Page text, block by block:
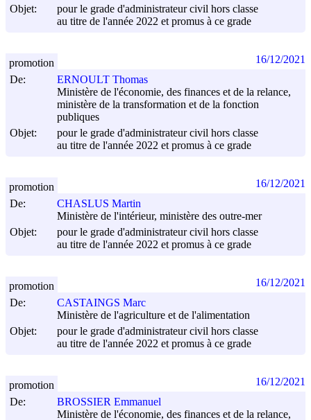
Objet:
pour le grade d'administrateur civil hors classe
au titre de l'année 2022 et promus à ce grade
De:
ERNOULT Thomas
Ministère de l'économie, des finances et de la relance,
ministère de la transformation et de la fonction
publiques
Objet:
pour le grade d'administrateur civil hors classe
au titre de l'année 2022 et promus à ce grade
promotion 16/12/2021
De:
CHASLUS Martin
Ministère de l'intérieur, ministère des outre-mer
Objet:
pour le grade d'administrateur civil hors classe
au titre de l'année 2022 et promus à ce grade
promotion 16/12/2021
De:
CASTAINGS Marc
Ministère de l'agriculture et de l'alimentation
Objet:
pour le grade d'administrateur civil hors classe
au titre de l'année 2022 et promus à ce grade
promotion 16/12/2021
De:
BROSSIER Emmanuel
Ministère de l'économie, des finances et de la relance,
promotion 16/12/2021